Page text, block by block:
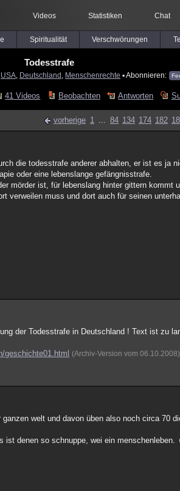
Videos Statistiken Chat
Spiritualität Verschwörungen
Todesstrafe
USA Deutschland Menschenrechte ▪ Abonnieren:
41 Videos Beobachten Antworten
vorherige 1 ... 84 134 174 182
die todesstrafe anderer abhalten, er ist es ja
oder eine lebenslange gefängnisstrafe.
mörder ist, für lebenslang hinter gittern kommt
verweilen muss und dort auch für seinen
der Todesstrafe in Deutschland ! Text ist zu
geschichte01.html (Archiv-Version vom 06.10.2008)
welt und davon üben also noch circa 70
ist denen so schnuppe, wei ein menschenleben.